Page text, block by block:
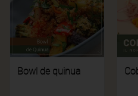
Bowl de quinua